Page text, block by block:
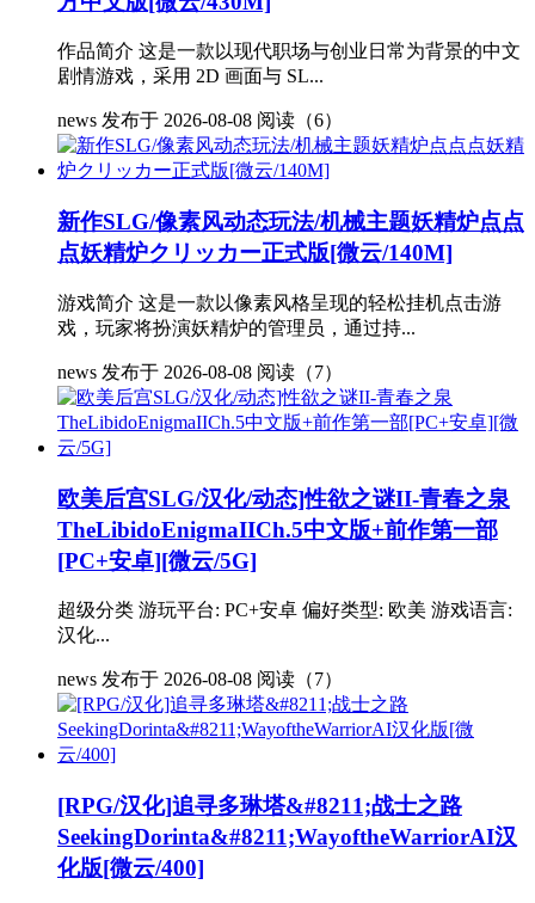
作品简介 这是一款以现代职场与创业日常为背景的中文
剧情游戏，采用 2D 画面与 SL...
news 发布于 2026-08-08 阅读（6）
新作SLG/像素风动态玩法/机械主题妖精炉点点
点妖精炉クリッカー正式版[微云/140M]
游戏简介 这是一款以像素风格呈现的轻松挂机点击游
戏，玩家将扮演妖精炉的管理员，通过持...
news 发布于 2026-08-08 阅读（7）
欧美后宫SLG/汉化/动态]性欲之谜II-青春之泉
TheLibidoEnigmaIICh.5中文版+前作第一部
[PC+安卓][微云/5G]
超级分类 游玩平台: PC+安卓 偏好类型: 欧美 游戏语言:
汉化...
news 发布于 2026-08-08 阅读（7）
[RPG/汉化]追寻多琳塔&#8211;战士之路
SeekingDorinta&#8211;WayoftheWarriorAI汉
化版[微云/400]